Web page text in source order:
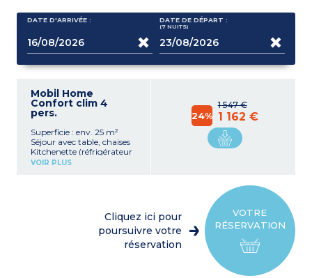
DATE D'ARRIVÉE : DATE DE DÉPART :
(7 NUITS)
Mobil Home
Confort clim 4
pers.
Superficie : env. 25 m²
Séjour avec table, chaises
Kitchenette (réfrigérateur
avec freezer, plaque
1 chambre avec 2 lits
simples (80 x 190 cm)
Salle d'eau avec douche et
VOIR PLUS
1 547 €
24% 1 162 €
VOTRE
RÉSERVATION
Cliquez ici pour
poursuivre votre
réservation